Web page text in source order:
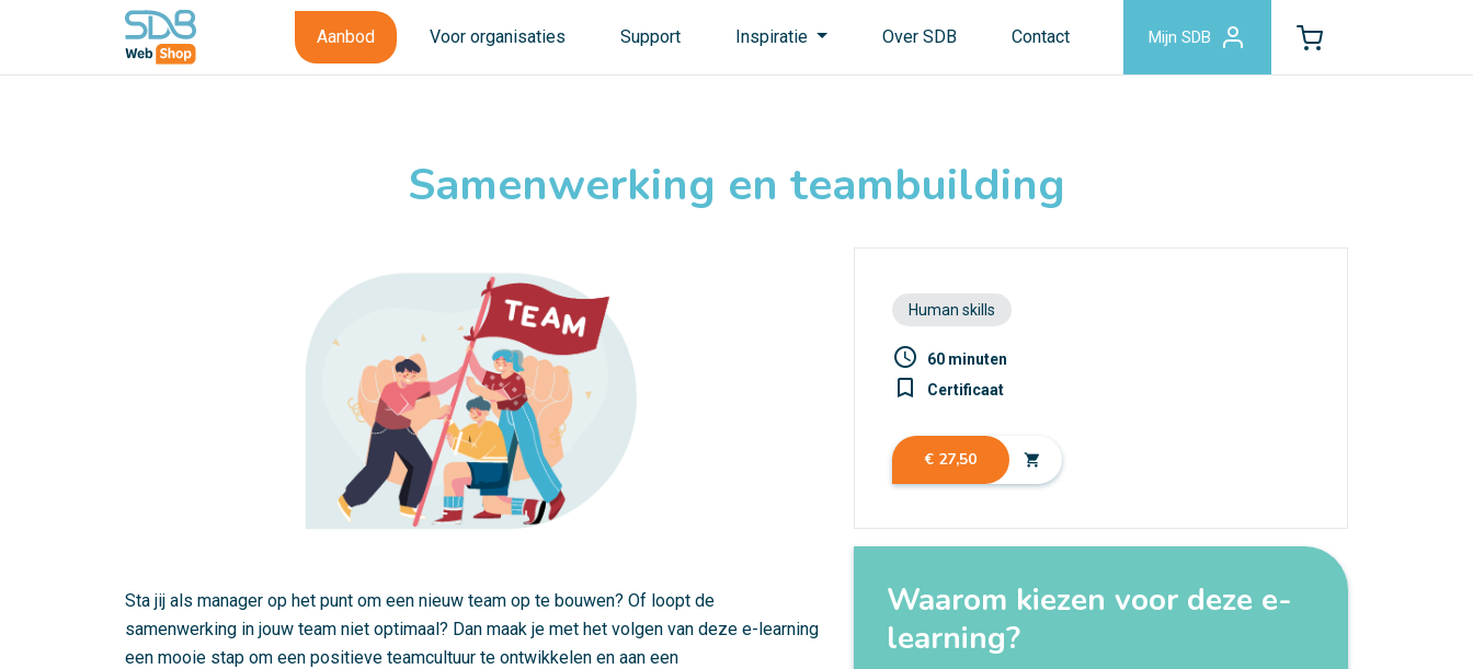
Aanbod Voor organisaties Support Inspiratie Over SDB Contact Mijn SDB
Samenwerking en teambuilding
Sta jij als manager op het punt om een nieuw team op te bouwen? Of loopt de
samenwerking in jouw team niet optimaal? Dan maak je met het volgen van deze e-learning
een mooie stap om een positieve teamcultuur te ontwikkelen en aan een
Human skills
access_time 60 minuten
turned_in_not Certificaat
€ 27,50 shopping_cart
Waarom kiezen voor deze e-
learning?